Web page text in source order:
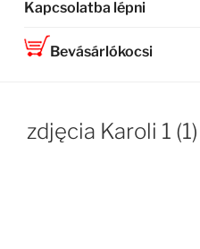
Kapcsolatba lépni
Bevásárlókocsi
zdjęcia Karoli 1 (1)